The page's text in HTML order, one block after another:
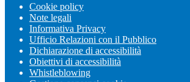
Cookie policy
Note legali
Informativa Privacy
Ufficio Relazioni con il Pubblico
Dichiarazione di accessibilità
Obiettivi di accessibilità
Whistleblowing